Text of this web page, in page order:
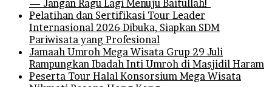
— Jangan Ragu Lagi Menuju Baitullah!
Pelatihan dan Sertifikasi Tour Leader
Internasional 2026 Dibuka, Siapkan SDM
Pariwisata yang Profesional
Jamaah Umroh Mega Wisata Grup 29 Juli
Rampungkan Ibadah Inti Umroh di Masjidil Haram
Peserta Tour Halal Konsorsium Mega Wisata